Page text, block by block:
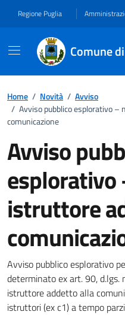
Regione Puglia
Comune
Home / Novità / Avviso
/ Avviso pubblico esplorativo
comunicazione
Avviso
esplorativo
istruttore
Dettagli della
Avviso pubblico esplorativo
determinato ex art. 90, d.lgs.
istruttore addetto alla
istruttori (ex c1) a tempo